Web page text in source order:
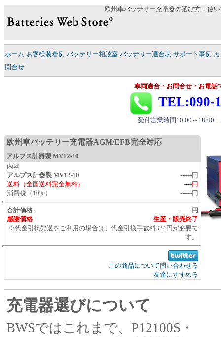
欧州車バッテリー充電器の選び方・使
ホーム お客様装着例 バッテリー相談室 バッテリー適合表 サポート事例
問合せ
車両適合・お問合せ・お電話
TEL:090-
受付営業時間10:00～18:00
欧州車バッテリー充電器AGM/EFB完全対応
アルプス計器製 MV12-10
内容
アルプス計器製 MV12-10
------円
送料（全国送料完全無料）
----円
消費税（10%）
------円
合計価格
------円
感謝価格
生産・販売終了
※代金引換発送をご利用の場合は、代金引換手数料324円が必要で
す。
この商品について問い合わせる
友達にすすめる
充電器選びについて
BWSではこれまで、P12100S・